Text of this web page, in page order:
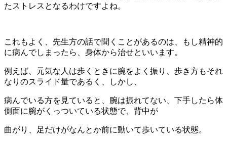
たストレスとなるわけですよね。
これもよく、先生方の話で聞くことがあるのは、もし精神的
に病んでしまったら、身体から治せといいます。
例えば、元気な人は歩くときに腕をよく振り、歩き方もそれ
なりのスライド量であるく、しかし、
病んでいる方を見ていると、腕は振れてない、下手したら体
側面に腕がくっついている状態で、背中が
曲がり、足だけがなんとか前に動いて歩いている状態。